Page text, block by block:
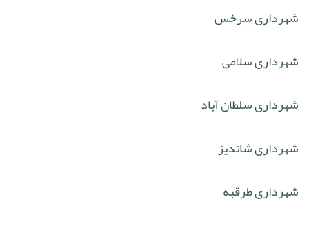
شهرداری سرخس
شهرداری سلامی
شهرداری سلطان آباد
شهرداری شاندیز
شهرداری طرقبه